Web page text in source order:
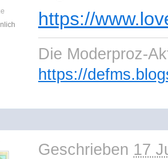
https://
Die Moderproz-
https://
Geschrieben 17